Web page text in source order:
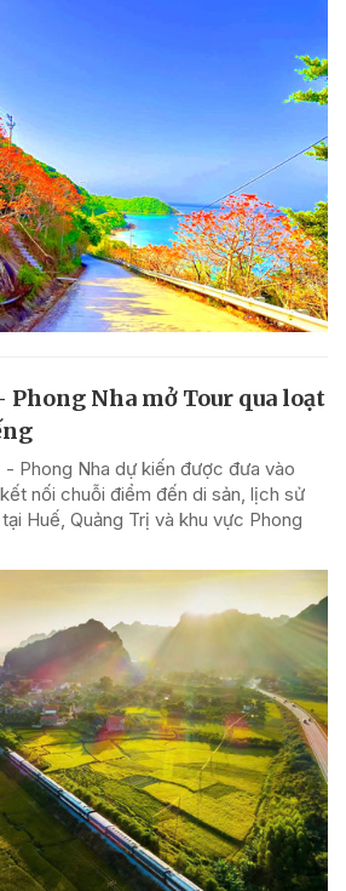
Phong Nha mở Tour qua loạt
- Phong Nha dự kiến được đưa vào
nối chuỗi điểm đến di sản, lịch sử
Huế, Quảng Trị và khu vực Phong